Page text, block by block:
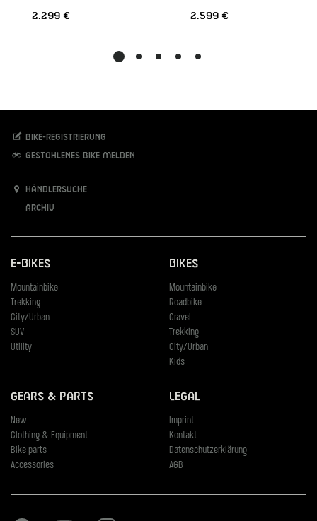
2.299 € 2.599 €
Bike-Registrierung
Gestohlenes Bike melden
Händlersuche
Archiv
E-Bikes
Mountainbike
Trekking
City/Urban
SUV
Utility
Bikes
Mountainbike
Roadbike
Gravel
Trekking
City/Urban
Kids
Gears & Parts
New
Clothing & Equipment
Bike parts
Accessories
Legal
Imprint
Kontakt
Datenschutzerklärung
AGB